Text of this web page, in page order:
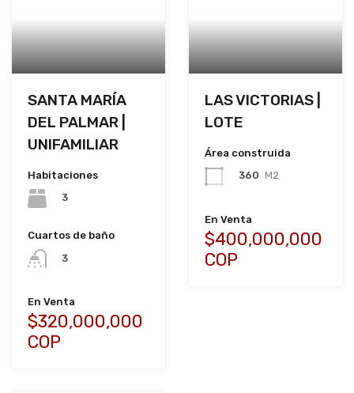
SANTA MARÍA
DEL PALMAR |
UNIFAMILIAR
Habitaciones
3
Cuartos de baño
3
En Venta
$320,000,000
COP
LAS VICTORIAS |
LOTE
Área construida
360 M2
En Venta
$400,000,000
COP